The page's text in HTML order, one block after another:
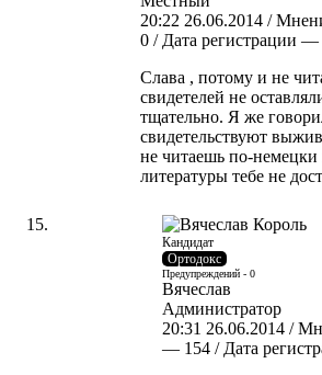
20:22 26.06.2014 /
0 / Дата регистрации —
Слава , потому и не
свидетелей не
тщательно. Я же
свидетельствуют
не читаешь по-немецки
литературы тебе не
Кандидат
Ортодокс
Предупреждений - 0
Вячеслав
Администратор
20:31 26.06.2014 /
— 154 / Дата